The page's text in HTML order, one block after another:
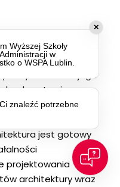
umiejętności w
swojego
na konkurencyjnym
jest gotowy
projektowania
architektury wraz